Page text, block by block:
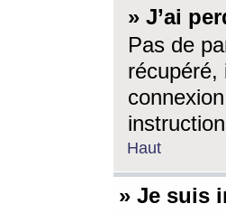
» J’ai
Pas de
récupéré,
Haut
» Je suis